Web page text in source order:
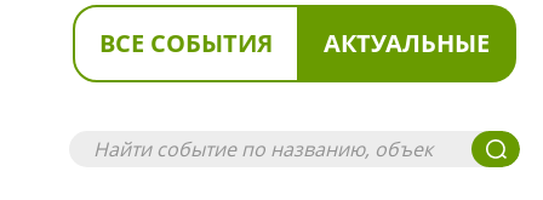
ВСЕ СОБЫТИЯ АКТУАЛЬНЫЕ